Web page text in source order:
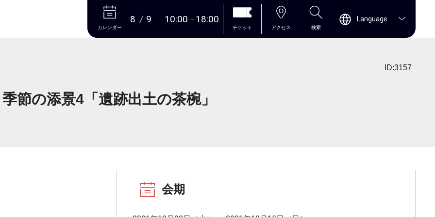
本文へ
カレンダー
8 9 10:00 18:00
チケット アクセス 検索
Language
ID:3157
季節の添景4「遺跡出土の茶椀」
会期